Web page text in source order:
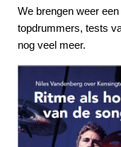
We brengen weer
topdrummers, tests
nog veel meer.